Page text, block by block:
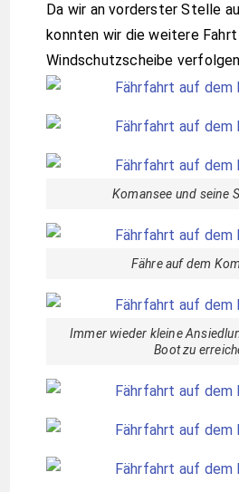
Da wir an vorderster Stelle
konnten wir die weitere
Windschutzscheibe
Komansee und seine
Fähre auf dem
Immer wieder kleine
Boot zu